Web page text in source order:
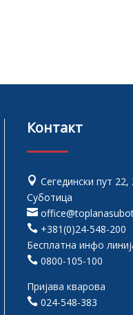
Контакт
 Сегедински пут 22,
Суботица

 +381(0)24-548-200
Бесплатна инфо
 0800-105-100
Пријава кварова
 024-548-383